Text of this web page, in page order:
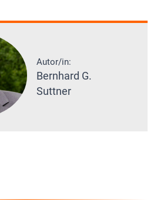
Autor/in:
Bernhard G.
Suttner